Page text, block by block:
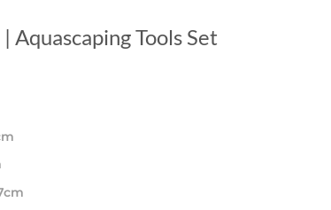
Aquascaping Tools Set